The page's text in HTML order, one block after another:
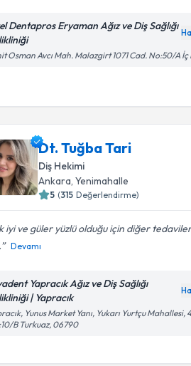
Dentapros Eryaman Ağız ve Diş Sağlığı
Osman Avcı Mah. Malazgirt 1071 Cad. No:50/A İç
Dt. Tuğba Tari
Diş Hekimi
Ankara , Yenimahalle
5 (315 Değerlendirme)
iyi ve güler yüzlü olduğu için diğer
Devamı
Yapracık Ağız ve Diş Sağlığı
| Yapracık
Yunus Market Yanı, Yukarı Yurtçu Mahallesi,
B Turkuaz, 06790